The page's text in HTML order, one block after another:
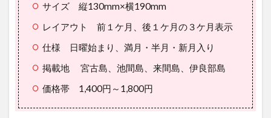
サイズ 縦130mm×横190mm
レイアウト 前１ケ月、後１ケ月の３ケ月表示
仕様 日曜始まり、満月・半月・新月入り
掲載地 宮古島、池間島、来間島、伊良部島
価格帯 1,400円～1,800円